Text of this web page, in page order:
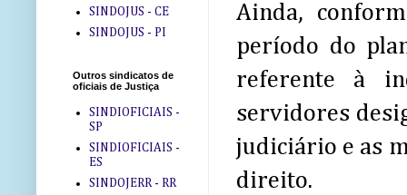
Ainda,
período do
referente à
servidores
judiciário e as
direito.
SINDOJUS - CE
SINDOJUS - PI
Outros sindicatos de
oficiais de Justiça
SINDIOFICIAIS -
SP
SINDIOFICIAIS -
ES
SINDOJERR - RR